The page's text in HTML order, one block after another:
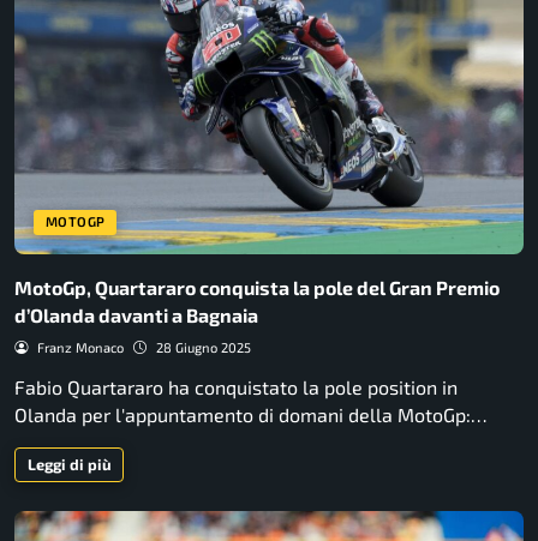
MOTOGP
MotoGp, Quartararo conquista la pole del Gran Premio
d’Olanda davanti a Bagnaia
Franz Monaco 28 Giugno 2025
Fabio Quartararo ha conquistato la pole position in
Olanda per l'appuntamento di domani della MotoGp:…
Leggi di più